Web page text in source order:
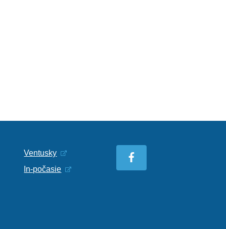
Ventusky
In-počasie